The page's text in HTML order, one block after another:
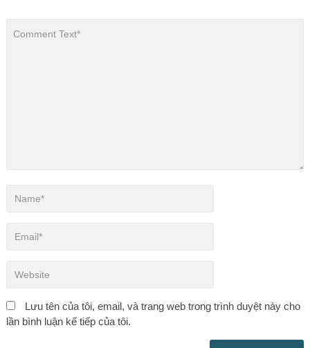
Lưu tên của tôi, email, và trang web trong trình duyệt này cho
lần bình luận kế tiếp của tôi.